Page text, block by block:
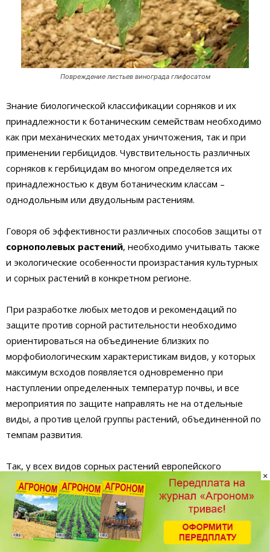
Повреждение листьев винограда глифосатом
Знание биологической классификации сорняков и их
принадлежности к ботаническим семействам необходимо
как при механических методах уничтожения, так и при
применении гербицидов. Чувствительность различных
сорняков к гербицидам во многом определяется их
принадлежностью к двум ботаническим классам –
однодольным или двудольным растениям.
Говоря об эффективности различных способов защиты от
сорнополевых растений, необходимо учитывать также
и экологические особенности произрастания культурных
и сорных растений в конкретном регионе.
При разработке любых методов и рекомендаций по
защите против сорной растительности необходимо
ориентироваться на объединение близких по
морфобиологическим характеристикам видов, у которых
максимум всходов появляется одновременно при
наступлении определенных температур почвы, и все
мероприятия по защите направлять не на отдельные
виды, а против целой группы растений, объединенной по
темпам развития.
Так, у всех видов сорных растений европейского
происхождения всходы начинают появляться при
температуре почвы +3-10°С. В эту группу входят
звездчатка средняя, торица полевая, подмаренник
настоящий, дымянка лекарственная, дескурания Софии,
редька дикая, галинсога мелкоцветная, вязель пестрый,
×